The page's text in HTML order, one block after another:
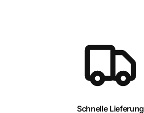
Schnelle Lieferung